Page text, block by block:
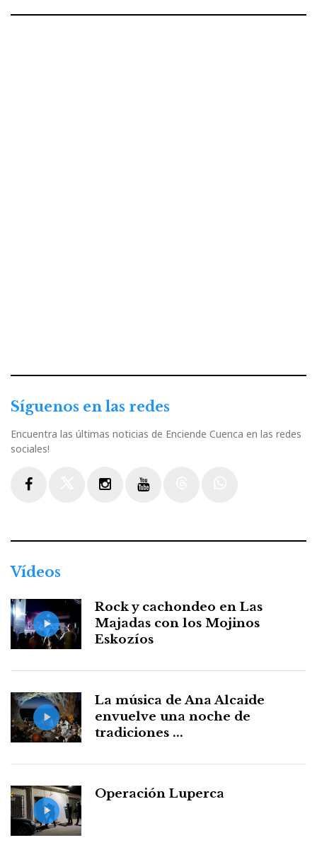
Síguenos en las redes
Encuentra las últimas noticias de Enciende Cuenca en las redes
sociales!
Vídeos
Rock y cachondeo en Las
Majadas con los Mojinos
Eskozíos
La música de Ana Alcaide
envuelve una noche de
tradiciones ...
Operación Luperca